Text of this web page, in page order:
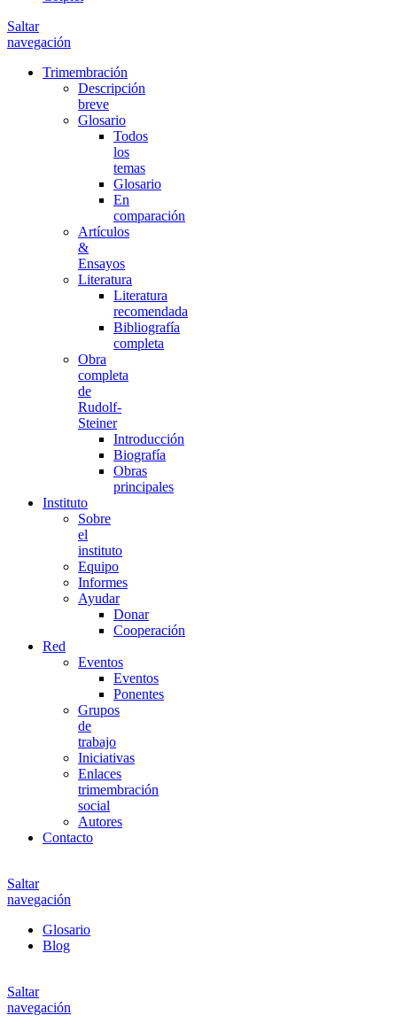
Saltar
navegación
Trimembración
Descripción
breve
Glosario
Todos
los
temas
Glosario
En
comparación
Artículos
&
Ensayos
Literatura
Literatura
recomendada
Bibliografía
completa
Obra
completa
de
Rudolf-
Steiner
Introducción
Biografía
Obras
principales
Instituto
Sobre
el
instituto
Equipo
Informes
Ayudar
Donar
Cooperación
Red
Eventos
Eventos
Ponentes
Grupos
de
trabajo
Iniciativas
Enlaces
trimembración
social
Autores
Contacto
Saltar
navegación
Glosario
Blog
Saltar
navegación